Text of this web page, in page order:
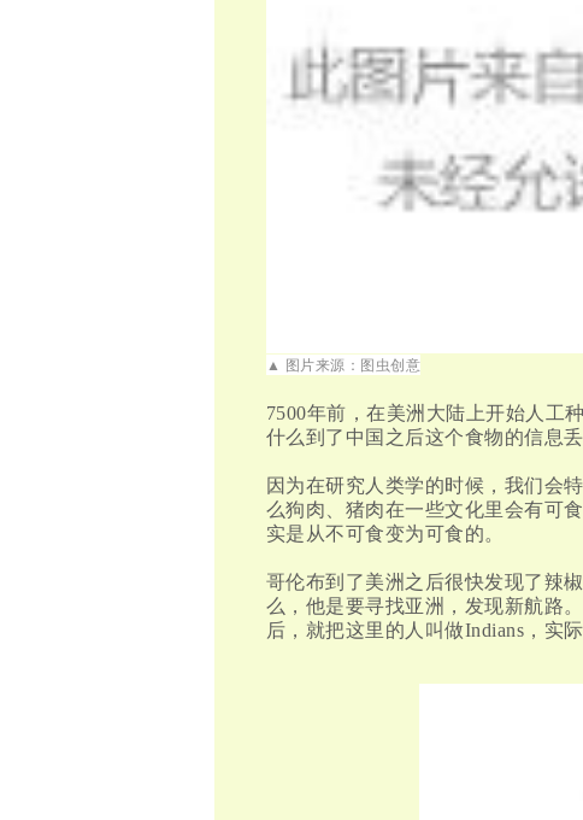
▲ 图片来源：图虫创意
7500年前，在美洲大陆上开始人工
什么到了中国之后这个食物的信息
因为在研究人类学的时候，我们会
么狗肉、猪肉在一些文化里会有可
实是从不可食变为可食的。
哥伦布到了美洲之后很快发现了辣
么，他是要寻找亚洲，发现新航路
后，就把这里的人叫做Indians，实